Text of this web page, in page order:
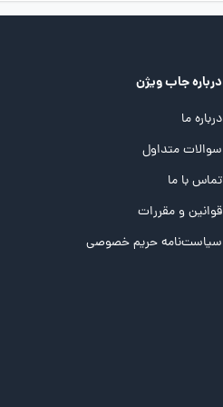
درباره جاب ویژن
درباره ما
سوالات متداول
تماس با ما
قوانین و مقررات
سیاست‌نامه حریم خصوصی